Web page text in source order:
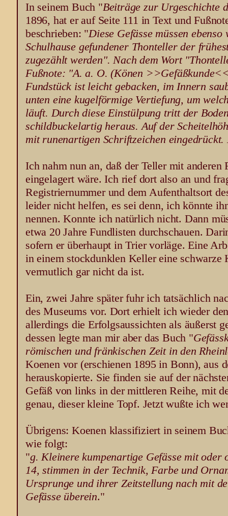
In seinem Buch "Beiträge zur Urgeschichte
1896, hat er auf Seite 111 in Text und
beschrieben: "Diese Gefässe müssen
Schulhause gefundener Thonteller der
zugezählt werden". Nach dem Wort
Fußnote: "A. a. O. (Könen
Fundstück ist leicht gebacken, im Innern
unten eine kugelförmige Vertiefung, um
läuft. Durch diese Einstülpung tritt der
schildbuckelartig heraus. Auf der
mit runenartigen Schriftzeichen
Ich nahm nun an, daß der Teller mit anderen
eingelagert wäre. Ich rief dort also an und
Registriernummer und dem Aufenthaltsort
leider nicht helfen, es sei denn, ich könnte
nennen. Konnte ich natürlich nicht. Dann
etwa 20 Jahre Fundlisten durchschauen.
sofern er überhaupt in Trier vorläge. Eine
in einem stockdunklen Keller eine schwarze
vermutlich gar nicht da ist.
Ein, zwei Jahre später fuhr ich tatsächlich
des Museums vor. Dort erhielt ich wieder
allerdings die Erfolgsaussichten als äußerst
dessen legte man mir aber das Buch "
römischen und fränkischen Zeit in den
Koenen vor (erschienen 1895 in Bonn), aus
herauskopierte. Sie finden sie auf der
Gefäß von links in der mittleren Reihe, mit
genau, dieser kleine Topf. Jetzt wußte ich
Übrigens: Koenen klassifiziert in seinem
wie folgt:
"g. Kleinere kumpenartige Gefässe mit oder
14, stimmen in der Technik, Farbe und
Ursprunge und ihrer Zeitstellung nach mit
Gefässe überein."